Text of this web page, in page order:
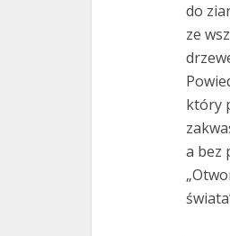
do
ze
który
a bez